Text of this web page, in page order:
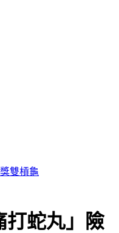
登台灣首富
打蛇丸」險